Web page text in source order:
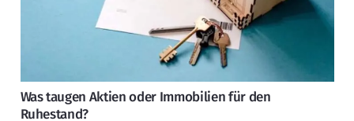
Was taugen Aktien oder Immobilien für den
Ruhestand?